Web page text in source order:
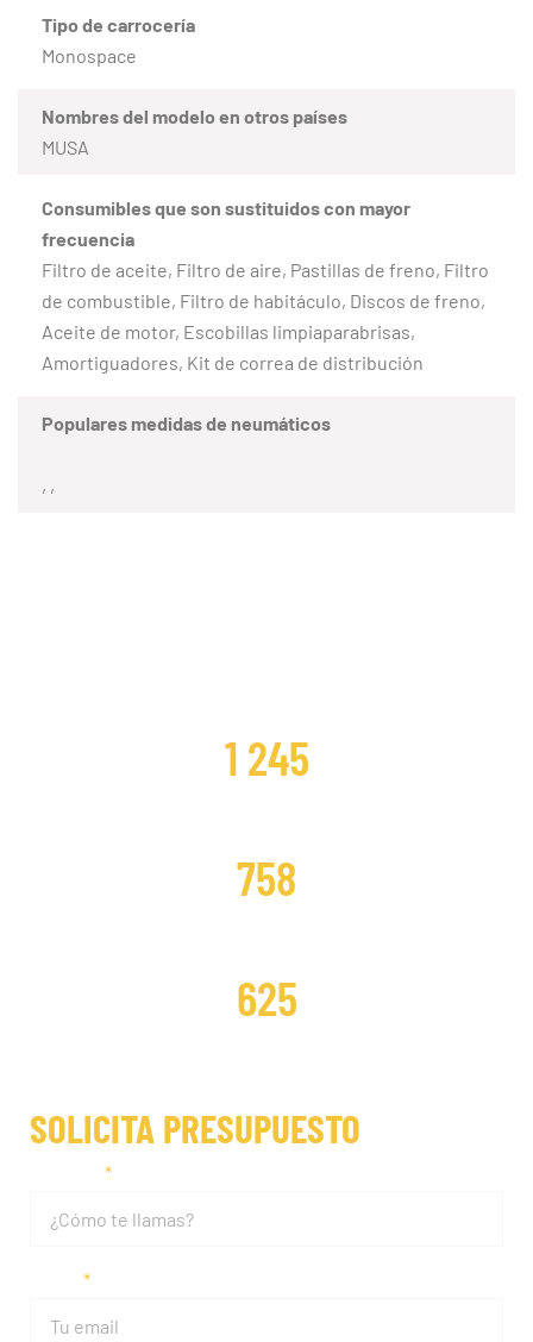
Tipo de carrocería
Monospace
Nombres del modelo en otros países
MUSA
Consumibles que son sustituidos con mayor
frecuencia
Filtro de aceite, Filtro de aire, Pastillas de freno, Filtro
de combustible, Filtro de habitáculo, Discos de freno,
Aceite de motor, Escobillas limpiaparabrisas,
Amortiguadores, Kit de correa de distribución
Populares medidas de neumáticos
, ,
SOLICITA PRESUPUESTO
1 245
758
625